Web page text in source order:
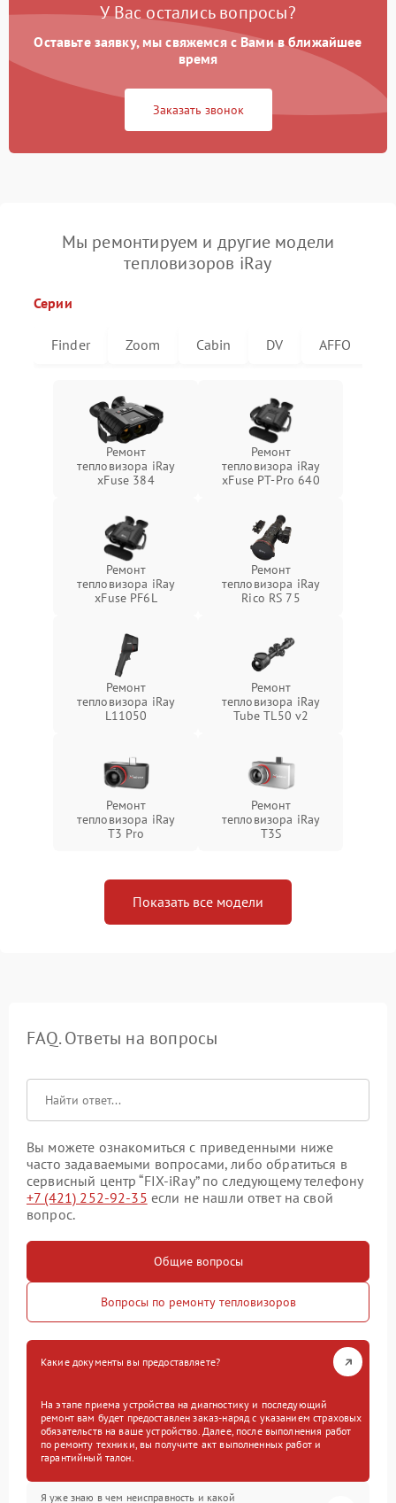
У Вас остались вопросы?
Оставьте заявку, мы свяжемся с Вами в ближайшее
время
Заказать звонок
Мы ремонтируем и другие модели
тепловизоров iRay
Серии
Finder Zoom Cabin DV AFFO
Ремонт
тепловизора iRay
xFuse 384
Ремонт
тепловизора iRay
xFuse PT-Pro 640
Ремонт
тепловизора iRay
xFuse PF6L
Ремонт
тепловизора iRay
Rico RS 75
Ремонт
тепловизора iRay
L11050
Ремонт
тепловизора iRay
Tube TL50 v2
Ремонт
тепловизора iRay
T3 Pro
Ремонт
тепловизора iRay
T3S
Показать все модели
FAQ. Ответы на вопросы
Вы можете ознакомиться с приведенными ниже
часто задаваемыми вопросами, либо обратиться в
сервисный центр “FIX-iRay” по следующему телефону
+7 (421) 252-92-35 если не нашли ответ на свой
вопрос.
Общие вопросы
Вопросы по ремонту тепловизоров
Какие документы вы предоставляете?
На этапе приема устройства на диагностику и последующий
ремонт вам будет предоставлен заказ-наряд с указанием страховых
обязательств на ваше устройство. Далее, после выполнения работ
по ремонту техники, вы получите акт выполненных работ и
гарантийный талон.
Я уже знаю в чем неисправность и какой